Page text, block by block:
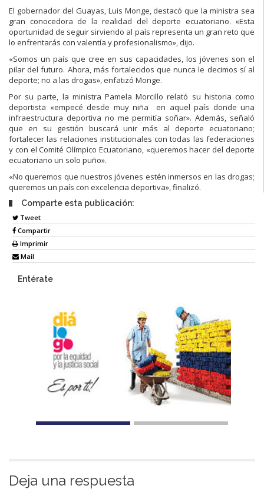
El gobernador del Guayas, Luis Monge, destacó que la ministra sea
gran conocedora de la realidad del deporte ecuatoriano. «Esta
oportunidad de seguir sirviendo al país representa un gran reto que
lo enfrentarás con valentía y profesionalismo», dijo.
«Somos un país que cree en sus capacidades, los jóvenes son el
pilar del futuro. Ahora, más fortalecidos que nunca le decimos sí al
deporte; no a las drogas», enfatizó Monge.
Por su parte, la ministra Pamela Morcillo relató su historia como
deportista «empecé desde muy niña en aquel país donde una
infraestructura deportiva no me permitía soñar». Además, señaló
que en su gestión buscará unir más al deporte ecuatoriano;
fortalecer las relaciones institucionales con todas las federaciones
y con el Comité Olímpico Ecuatoriano, «queremos hacer del deporte
ecuatoriano un solo puño».
«No queremos que nuestros jóvenes estén inmersos en las drogas;
queremos un país con excelencia deportiva», finalizó.
Comparte esta publicación:
Tweet
Compartir
Imprimir
Mail
Entérate
Deja una respuesta